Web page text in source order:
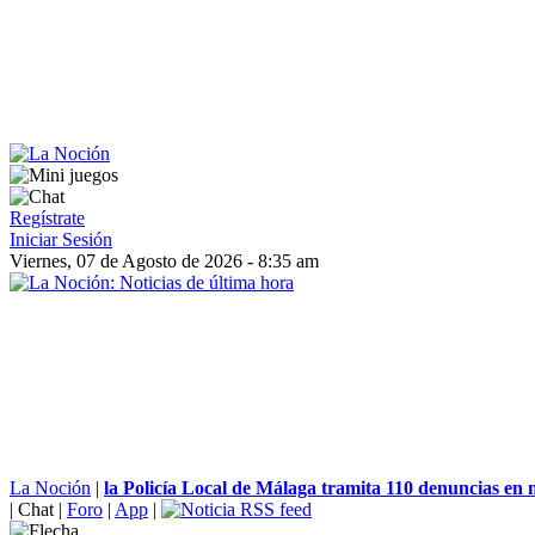
Regístrate
Iniciar Sesión
Viernes, 07 de Agosto de 2026 - 8:35 am
La Noción | la Policía Local de Málaga tramita 110 denuncias en
| Chat | Foro | App |